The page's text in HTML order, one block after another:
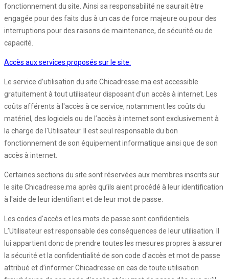
fonctionnement du site. Ainsi sa responsabilité ne saurait être
engagée pour des faits dus à un cas de force majeure ou pour des
interruptions pour des raisons de maintenance, de sécurité ou de
capacité.
Accès aux services proposés sur le site:
Le service d’utilisation du site Chicadresse.ma est accessible
gratuitement à tout utilisateur disposant d'un accès à internet. Les
coûts afférents à l'accès à ce service, notamment les coûts du
matériel, des logiciels ou de l’accès à internet sont exclusivement à
la charge de l'Utilisateur. Il est seul responsable du bon
fonctionnement de son équipement informatique ainsi que de son
accès à internet.
Certaines sections du site sont réservées aux membres inscrits sur
le site Chicadresse.ma après qu’ils aient procédé à leur identification
à l'aide de leur identifiant et de leur mot de passe.
Les codes d'accès et les mots de passe sont confidentiels.
L’Utilisateur est responsable des conséquences de leur utilisation. Il
lui appartient donc de prendre toutes les mesures propres à assurer
la sécurité et la confidentialité de son code d'accès et mot de passe
attribué et d’informer Chicadresse en cas de toute utilisation